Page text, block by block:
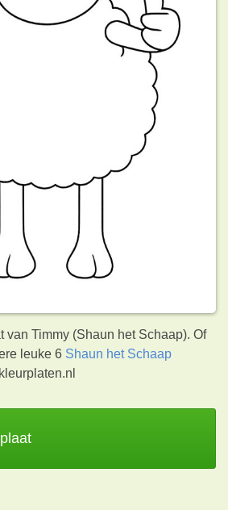
van Timmy (Shaun het Schaap). Of
leuke 6 Shaun het Schaap